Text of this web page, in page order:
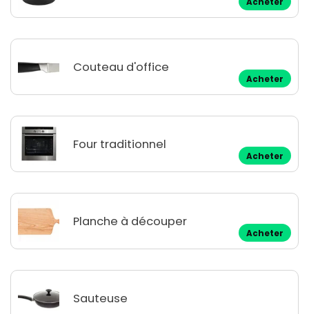
Couteau d'office
Acheter
Four traditionnel
Acheter
Planche à découper
Acheter
Sauteuse